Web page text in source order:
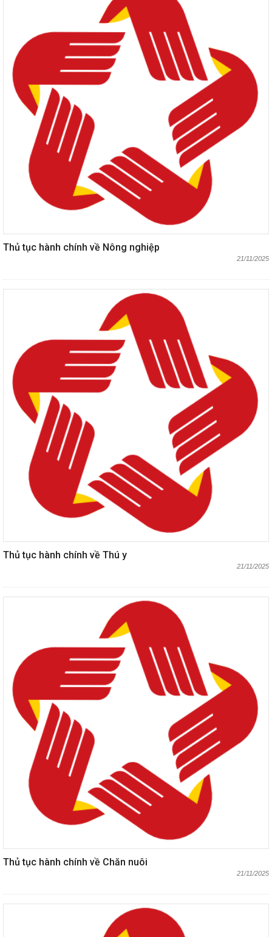
Thủ tục hành chính về Nông nghiệp
21/11/2025
Thủ tục hành chính về Thú y
21/11/2025
Thủ tục hành chính về Chăn nuôi
21/11/2025